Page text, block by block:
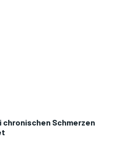
Schmerzen